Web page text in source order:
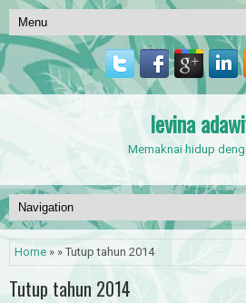
levina
Memaknai hidup
Home » » Tutup tahun 2014
Tutup tahun 2014